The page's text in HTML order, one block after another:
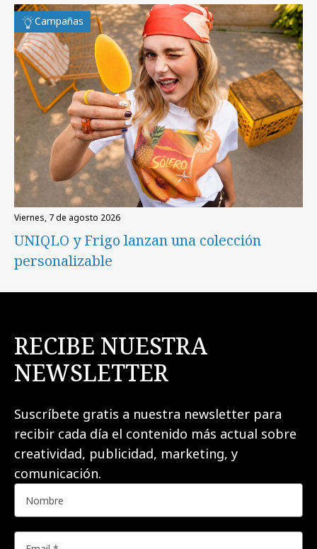
Campañas
viernes, 7 de agosto 2026
UNIQLO y Frigo lanzan una colección
personalizable
RECIBE NUESTRA
NEWSLETTER
Suscríbete gratis a nuestra newsletter para
recibir cada día el contenido más actual sobre
creatividad, publicidad, marketing, y
comunicación.